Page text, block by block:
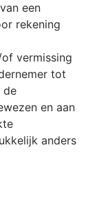
een
rekening
vermissing
tot
de
en aan
anders